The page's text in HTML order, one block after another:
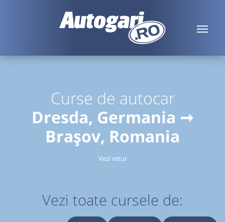
Curse de autocar
Dresda, Germania ➞
Brașov, Romania
Vezi retur
Vezi toate cursele de: